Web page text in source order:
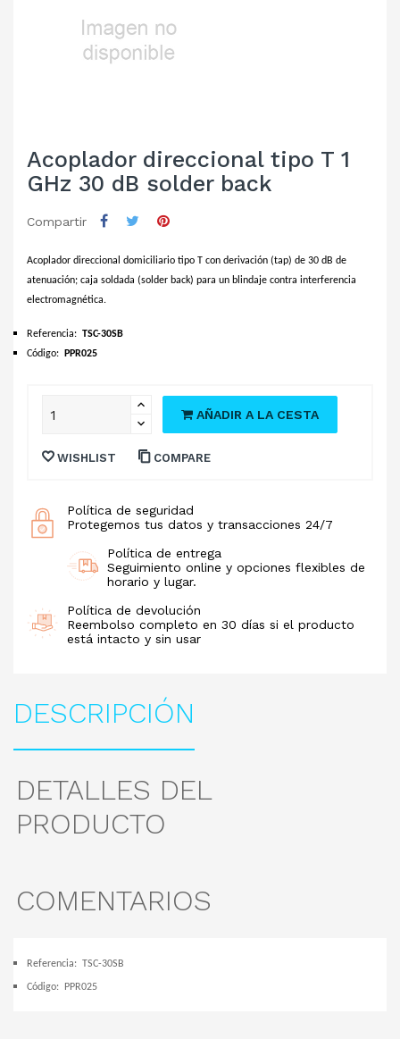
Acoplador direccional tipo T 1
GHz 30 dB solder back
Compartir
Acoplador direccional domiciliario tipo T con derivación (tap) de 30 dB de
atenuación; caja soldada (solder back) para un blindaje contra interferencia
electromagnética.
Referencia: TSC-30SB
Código:
PPR025
AÑADIR A LA CESTA
WISHLIST COMPARE
Política de seguridad
Protegemos tus datos y transacciones 24/7
Política de entrega
Seguimiento online y opciones flexibles de
horario y lugar.
Política de devolución
Reembolso completo en 30 días si el producto
está intacto y sin usar
DESCRIPCIÓN
DETALLES DEL
PRODUCTO
COMENTARIOS
Referencia: TSC-30SB
Código: PPR025